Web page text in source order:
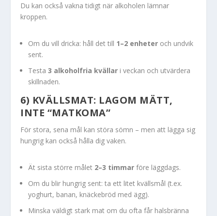
Du kan också vakna tidigt när alkoholen lämnar
kroppen.
Om du vill dricka: håll det till 1–2 enheter och undvik
sent.
Testa3 alkoholfria kvällar i veckan och utvärdera
skillnaden.
6) KVÄLLSMAT: LAGOM MÄTT,
INTE “MATKOMA”
För stora, sena mål kan störa sömn – men att lägga sig
hungrig kan också hålla dig vaken.
Ät sista större målet 2–3 timmar före läggdags.
Om du blir hungrig sent: ta ett litet kvällsmål (t.ex.
yoghurt, banan, knäckebröd med ägg).
Minska väldigt stark mat om du ofta får halsbränna